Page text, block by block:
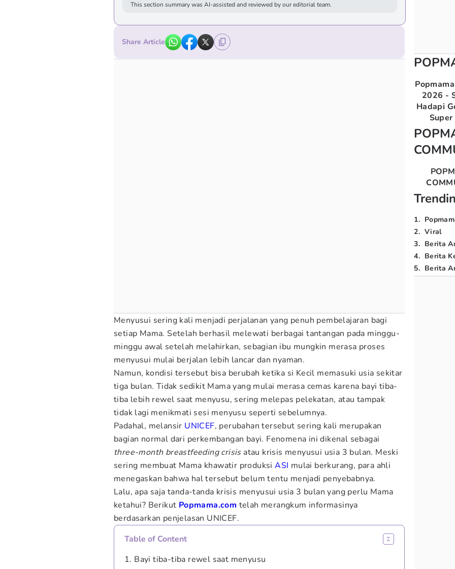
This section summary was AI-assisted and reviewed by our editorial team.
Share Article
Menyusui sering kali menjadi perjalanan yang penuh pembelajaran bagi
setiap Mama. Setelah berhasil melewati berbagai tantangan pada minggu-
minggu awal setelah melahirkan, sebagian ibu mungkin merasa proses
menyusui mulai berjalan lebih lancar dan nyaman.
Namun, kondisi tersebut bisa berubah ketika si Kecil memasuki usia sekitar
tiga bulan. Tidak sedikit Mama yang mulai merasa cemas karena bayi tiba-
tiba lebih rewel saat menyusu, sering melepas pelekatan, atau tampak
tidak lagi menikmati sesi menyusu seperti sebelumnya.
Padahal, melansir UNICEF, perubahan tersebut sering kali merupakan
bagian normal dari perkembangan bayi. Fenomena ini dikenal sebagai
three-month breastfeeding crisisatau krisis menyusui usia 3 bulan. Meski
sering membuat Mama khawatir produksiASI mulai berkurang, para ahli
menegaskan bahwa hal tersebut belum tentu menjadi penyebabnya.
Lalu, apa saja tanda-tanda krisis menyusui usia 3 bulan yang perlu Mama
ketahui? Berikut Popmama.com telah merangkum informasinya
berdasarkan penjelasan UNICEF.
Table of Content
1. Bayi tiba-tiba rewel saat menyusu
2026 -
Hadapi
1.
2. Viral
3. Berita
4. Berita
5. Berita